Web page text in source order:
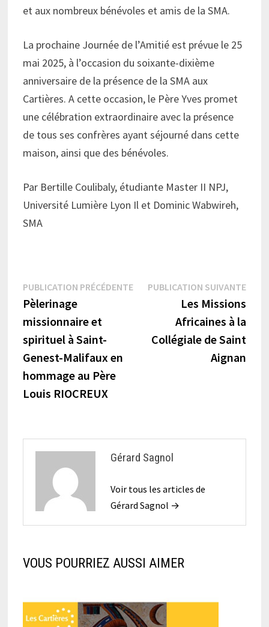
et aux nombreux bénévoles et amis de la SMA.
La prochaine Journée de l’Amitié est prévue le 25
mai 2025, à l’occasion du soixante-dixième
anniversaire de la présence de la SMA aux
Cartières. A cette occasion, le Père Yves promet
une célébration extraordinaire avec la présence
de tous ses confrères ayant séjourné dans cette
maison, ainsi que des bénévoles.
Par Bertille Coulibaly, étudiante Master II NPJ,
Université Lumière Lyon Il et Dominic Wabwireh,
SMA
Navigation
de
l’article
PUBLICATION PRÉCÉDENTEPublication
précédente :
Pèlerinage
missionnaire et
spirituel à Saint-
Genest-Malifaux en
hommage au Père
Louis RIOCREUX
PUBLICATION SUIVANTE
Les Missions
Africaines à la
Collégiale de Saint
Aignan
Gérard Sagnol
Voir tous les articles de
Gérard Sagnol →
VOUS POURRIEZ AUSSI AIMER